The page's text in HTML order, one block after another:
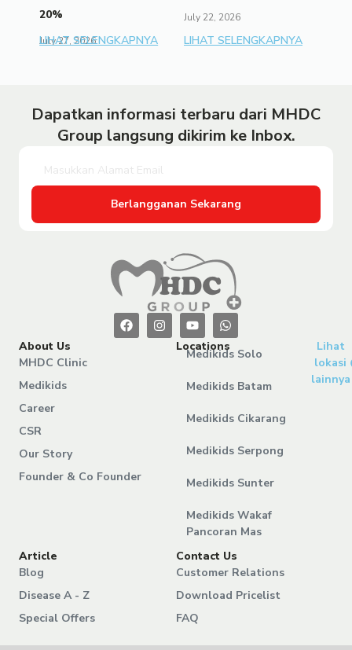
20%
July 27, 2026
LIHAT SELENGKAPNYA
July 22, 2026
LIHAT SELENGKAPNYA
Dapatkan informasi terbaru dari MHDC
Group langsung dikirim ke Inbox.
Berlangganan Sekarang
About Us
MHDC Clinic
Medikids
Career
CSR
Our Story
Founder & Co Founder
Locations
Medikids Solo
Medikids Batam
Medikids Cikarang
Medikids Serpong
Medikids Sunter
Medikids Wakaf
Pancoran Mas
Lihat
lokasi
lainnya
Article
Blog
Disease A - Z
Special Offers
Contact Us
Customer Relations
Download Pricelist
FAQ